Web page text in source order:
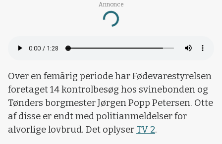
Annonce
Loading...
Over en femårig periode har Fødevarestyrelsen
foretaget 14 kontrolbesøg hos svinebonden og
Tønders borgmester Jørgen Popp Petersen. Otte
af disse er endt med politianmeldelser for
alvorlige lovbrud. Det oplyser TV 2.